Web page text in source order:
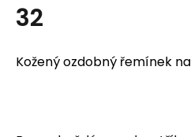
32
Kožený ozdobný řemínek